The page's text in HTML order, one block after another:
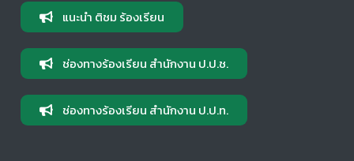
แนะนำ ติชม ร้องเรียน
ช่องทางร้องเรียน สำนักงาน ป.ป.ช.
ช่องทางร้องเรียน สำนักงาน ป.ป.ท.